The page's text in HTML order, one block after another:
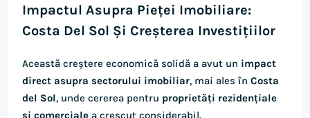
Impactul Asupra Pieței Imobiliare:
Costa Del Sol Și Creșterea Investițiilor
Această creștere economică solidă a avut un impact
direct asupra sectorului imobiliar, mai ales în Costa
del Sol, unde cererea pentru proprietăți rezidențiale
și comerciale a crescut considerabil.